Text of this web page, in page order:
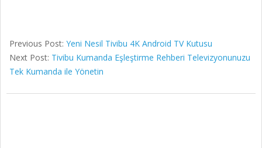
Previous Post: Yeni Nesil Tivibu 4K Android TV Kutusu
Next Post: Tivibu Kumanda Eşleştirme Rehberi Televizyonunuzu
Tek Kumanda ile Yönetin